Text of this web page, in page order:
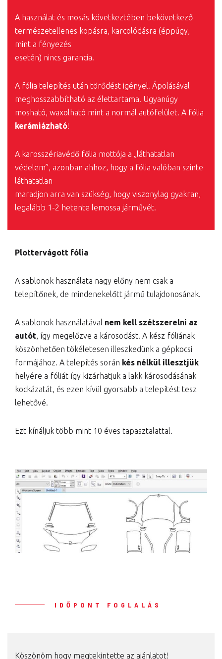
A használat és mosás következtében bekövetkező
természetellenes kopásra, karcolódásra (éppúgy,
mint a fényezés
esetén) nincs garancia.
A fólia telepítés után törődést igényel. Ápolásával
meghosszabbítható az élettartama. Ugyanúgy
mosható, waxolható mint a normál autófelület. A fólia
kerámiázható!
A karosszériavédő főlia mottója a „láthatatlan
védelem”, azonban ahhoz, hogy a fólia valóban szinte
láthatatlan
maradjon arra van szükség, hogy viszonylag gyakran,
legalább 1-2 hetente lemossa járművét.
Plottervágott fólia
A sablonok használata nagy előny nem csak a
telepítőnek, de mindenekelőtt jármű tulajdonosának.
A sablonok használatával nem kell szétszerelni az
autót, így megelőzve a károsodást. A kész fóliának
köszönhetően tökéletesen illeszkedünk a gépkocsi
formájához. A telepítés során kés nélkül illesztjük
helyére a fóliát így kizárhatjuk a lakk károsodásának
kockázatát, és ezen kívül gyorsabb a telepítést tesz
lehetővé.
Ezt kínáljuk több mint 10 éves tapasztalattal.
IDŐPONT FOGLALÁS
Köszönöm hogy megtekintette az ajánlatot!